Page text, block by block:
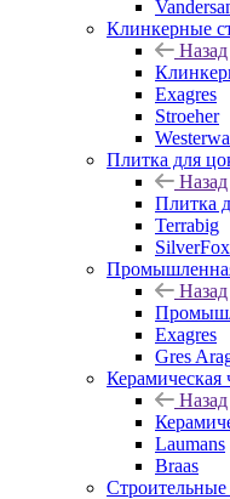
Клинкерные
Назад
Exagres
Stroeher
Плитка для
Назад
Плитка
Terrabig
SilverFox
Назад
Exagres
Gres
Керамическая
Назад
Laumans
Braas
Строительные